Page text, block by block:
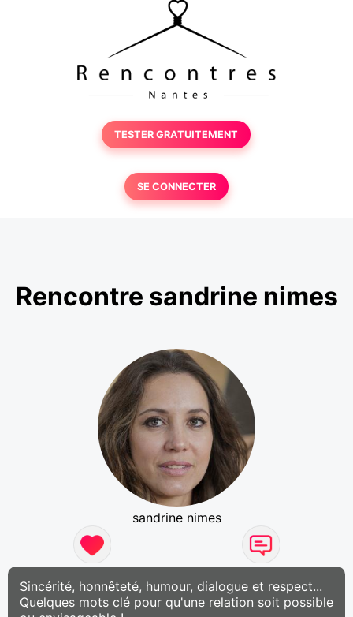
TESTER GRATUITEMENT
SE CONNECTER
Rencontre sandrine nimes
sandrine nimes
Sincérité, honnêteté, humour, dialogue et respect...
Quelques mots clé pour qu'une relation soit possible